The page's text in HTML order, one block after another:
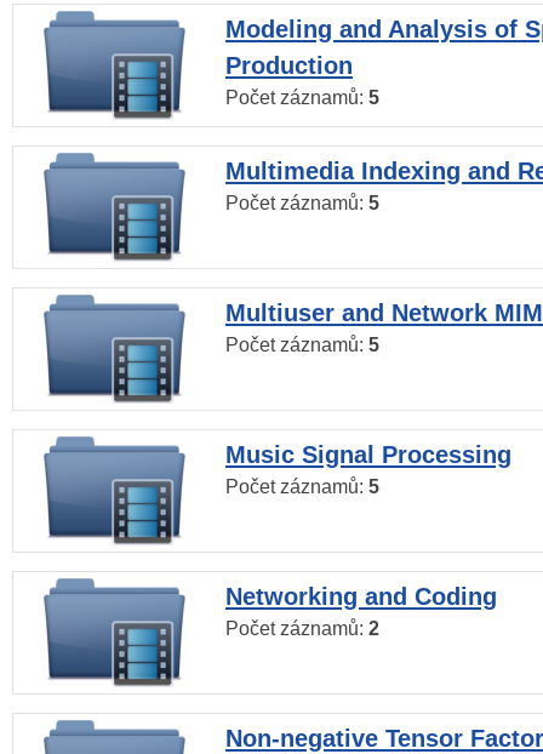
Modeling and Analysis of
Production
Počet záznamů: 5
Multimedia Indexing and
Počet záznamů: 5
Multiuser and Network
Počet záznamů: 5
Music Signal Processing
Počet záznamů: 5
Networking and Coding
Počet záznamů: 2
Non-negative Tensor